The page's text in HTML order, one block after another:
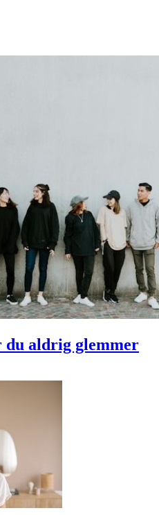
aldrig glemmer